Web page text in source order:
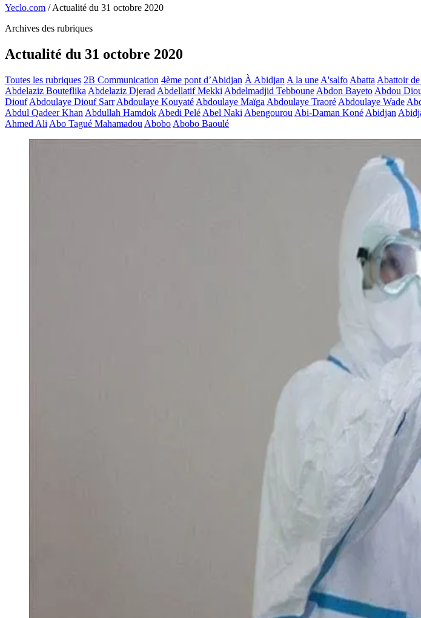
Yeclo.com / Actualité du 31 octobre 2020
Archives des rubriques
Actualité du 31 octobre 2020
Toutes les rubriques 2B Communication 4ème pont d’Abidjan À Abidjan A la une A'salfo Abatta Abattoir
Abdelaziz Bouteflika Abdelaziz Djerad Abdellatif Mekki Abdelmadjid Tebboune Abdon Bayeto Abdou
Diouf Abdoulaye Diouf Sarr Abdoulaye Kouyaté Abdoulaye Maïga Abdoulaye Traoré Abdoulaye Wade
Abdul Qadeer Khan Abdullah Hamdok Abedi Pelé Abel Naki Abengourou Abi-Daman Koné Abidjan
Ahmed Ali Abo Tagué Mahamadou Abobo Abobo Baoulé